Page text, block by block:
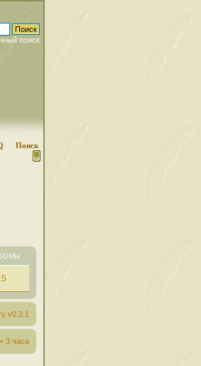
поиск
Поиск
v0.2.1
3 часа